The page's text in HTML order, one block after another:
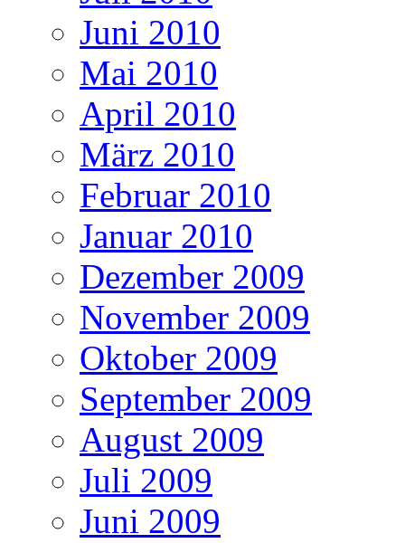
Juni 2010
Mai 2010
April 2010
März 2010
Februar 2010
Januar 2010
Dezember 2009
November 2009
Oktober 2009
September 2009
August 2009
Juli 2009
Juni 2009